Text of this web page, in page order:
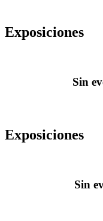
Exposiciones
Sin
Exposiciones
Sin